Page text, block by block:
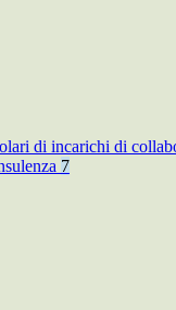
di incarichi di
7